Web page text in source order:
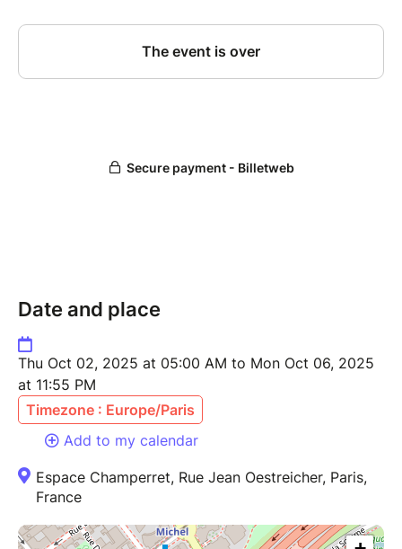
entre les mondes, au service de l’éveil, de
l’authenticité et de l’alignement de l’être humain.
Date and place
Thu Oct 02, 2025 at 05:00 AM to Mon Oct 06, 2025
at 11:55 PM
Timezone : Europe/Paris
Add to my calendar
Espace Champerret, Rue Jean Oestreicher, Paris,
France